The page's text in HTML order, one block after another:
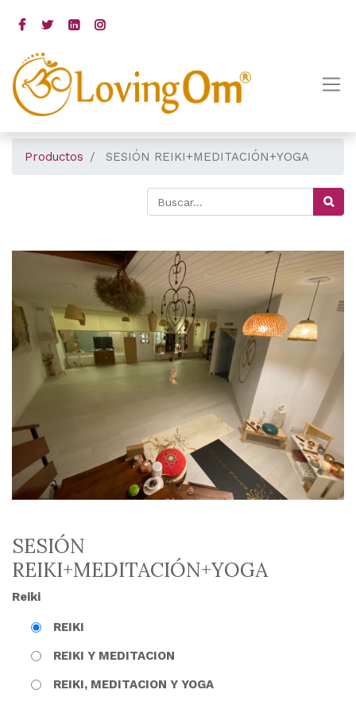
Productos SESIÓN REIKI+MEDITACIÓN+YOGA
SESIÓN
REIKI+MEDITACIÓN+YOGA
Reiki
REIKI
REIKI Y MEDITACION
REIKI, MEDITACION Y YOGA